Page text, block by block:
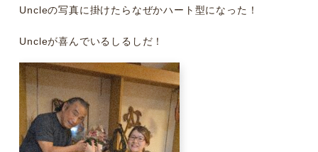
Uncleの写真に掛けたらなぜかハート型になった！
Uncleが喜んでいるしるしだ！